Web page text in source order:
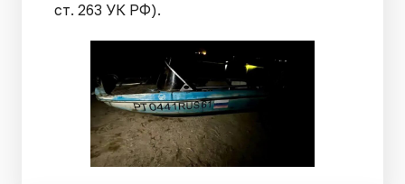
ст. 263 УК РФ).